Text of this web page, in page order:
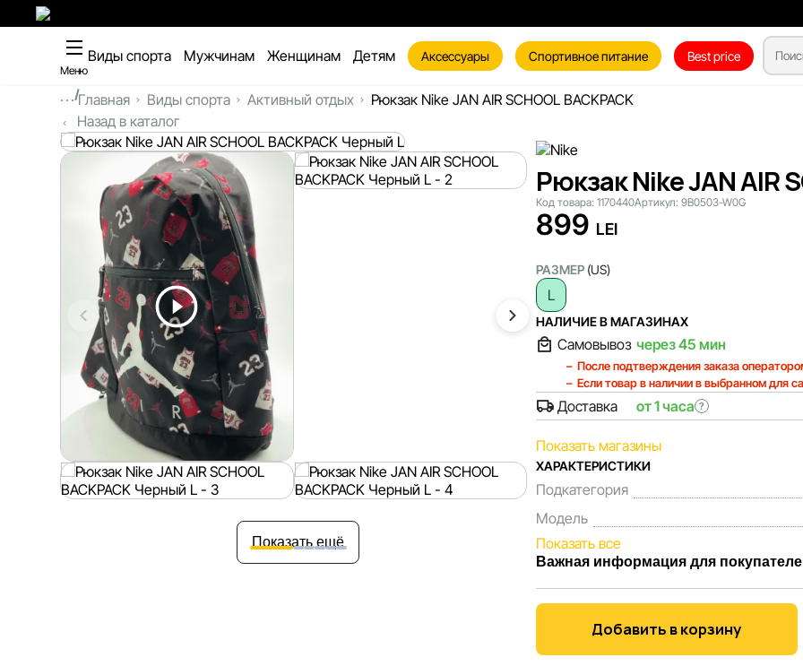
Меню
Виды спорта Мужчинам Женщинам Детям Аксессуары Спортивное питание Best price
...Главная Виды спорта Активный отдых
Рюкзак Nike JAN AIR SCHOOL BACKPACK
Назад в каталог
Показать ещё
Рюкзак Nike JAN AIR
Код товара: 1170440Артикул: 9B0503-W0G
899 LEI
РАЗМЕР (US)
L
НАЛИЧИЕ В МАГАЗИНАХ
Самовывоз через 45 мин
После подтверждения заказа
Если товар в наличии в выбранном для
Доставка от 1 часа ?
Показать магазины
ХАРАКТЕРИСТИКИ
Подкатегория
Модель
Показать все
Важная информация для
Мы, команда сети магазинов
Каждый день мы работаем над тем,
представленная на сайте, была
Добавить в корзину